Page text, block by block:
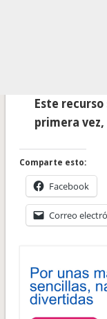
Este
primera
Comparte esto:
Facebook
Correo